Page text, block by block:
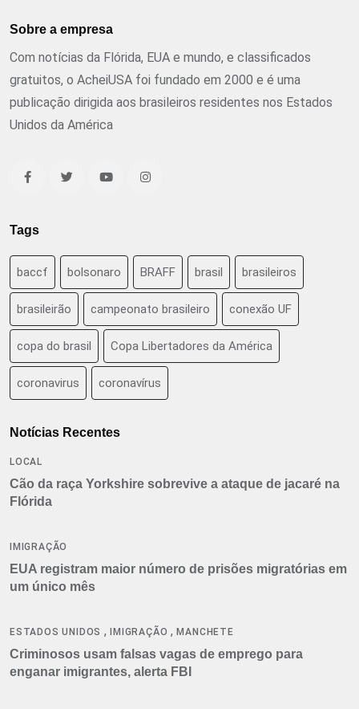
Sobre a empresa
Com notícias da Flórida, EUA e mundo, e classificados
gratuitos, o AcheiUSA foi fundado em 2000 e é uma
publicação dirigida aos brasileiros residentes nos Estados
Unidos da América
Tags
baccf bolsonaro BRAFF brasil brasileiros
brasileirão campeonato brasileiro conexão UF
copa do brasil Copa Libertadores da América
coronavirus coronavírus
Notícias Recentes
LOCAL
Cão da raça Yorkshire sobrevive a ataque de jacaré na
Flórida
IMIGRAÇÃO
EUA registram maior número de prisões migratórias em
um único mês
ESTADOS UNIDOS , IMIGRAÇÃO ,MANCHETE
Criminosos usam falsas vagas de emprego para
enganar imigrantes, alerta FBI